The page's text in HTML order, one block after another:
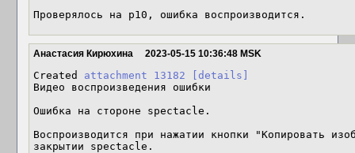
Проверялось на p10, ошибка воспроизводится.
Анастасия Кирюхина 2023-05-15 10:36:48 MSK
Created attachment 13182
[details]
Видео воспроизведения ошибки
Ошибка на стороне spectacle.
Воспроизводится при нажатии кнопки "Копировать
закрытии spectacle.